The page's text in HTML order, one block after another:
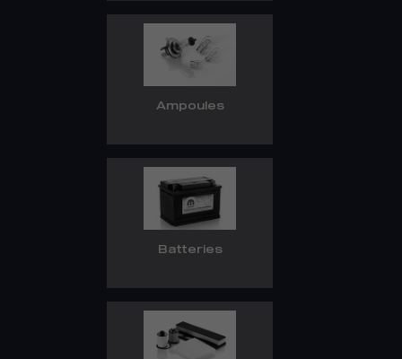
Ampoules
Batteries